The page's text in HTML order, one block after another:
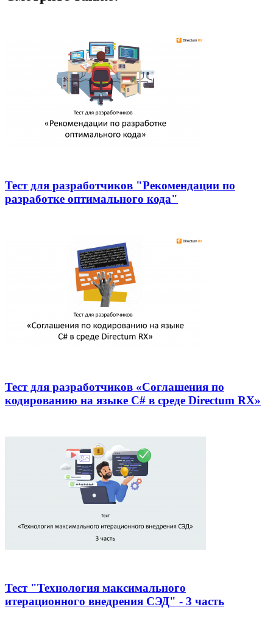
Тест для разработчиков "Рекомендации по
разработке оптимального кода"
Тест для разработчиков «Соглашения по
кодированию на языке C# в среде Directum RX»
Тест "Технология максимального
итерационного внедрения СЭД" - 3 часть